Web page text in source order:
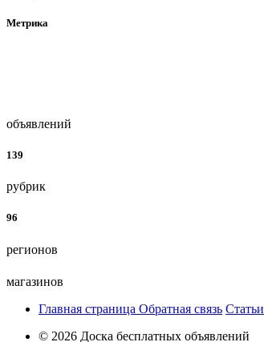
Метрика
объявлений
139
рубрик
96
регионов
магазинов
Главная страница Обратная связь Статьи
© 2026 Доска бесплатных объявлений